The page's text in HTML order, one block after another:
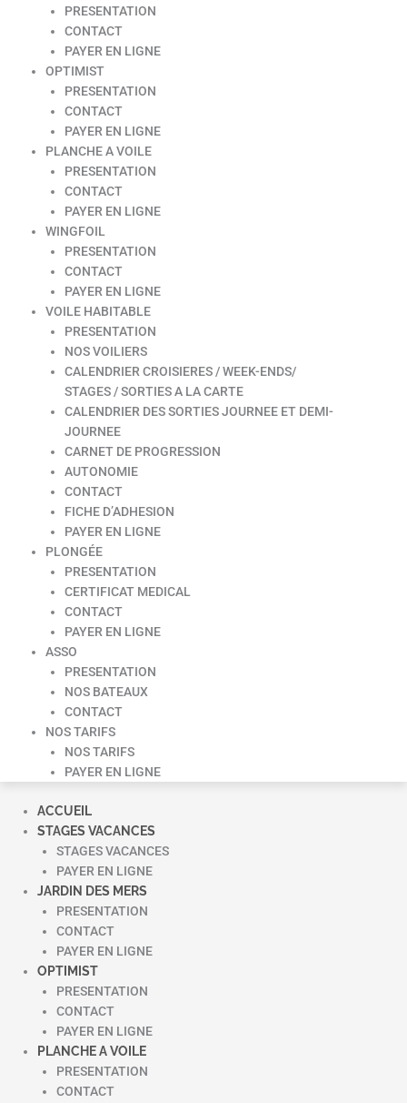
PRESENTATION
CONTACT
PAYER EN LIGNE
OPTIMIST
PRESENTATION
CONTACT
PAYER EN LIGNE
PLANCHE A VOILE
PRESENTATION
CONTACT
PAYER EN LIGNE
WINGFOIL
PRESENTATION
CONTACT
PAYER EN LIGNE
VOILE HABITABLE
PRESENTATION
NOS VOILIERS
CALENDRIER CROISIERES / WEEK-ENDS/
STAGES / SORTIES A LA CARTE
CALENDRIER DES SORTIES JOURNEE ET DEMI-
JOURNEE
CARNET DE PROGRESSION
AUTONOMIE
CONTACT
FICHE D’ADHESION
PAYER EN LIGNE
PLONGÉE
PRESENTATION
CERTIFICAT MEDICAL
CONTACT
PAYER EN LIGNE
ASSO
PRESENTATION
NOS BATEAUX
CONTACT
NOS TARIFS
NOS TARIFS
PAYER EN LIGNE
ACCUEIL
STAGES VACANCES
STAGES VACANCES
PAYER EN LIGNE
JARDIN DES MERS
PRESENTATION
CONTACT
PAYER EN LIGNE
OPTIMIST
PRESENTATION
CONTACT
PAYER EN LIGNE
PLANCHE A VOILE
PRESENTATION
CONTACT